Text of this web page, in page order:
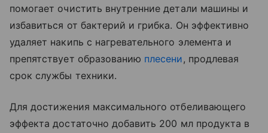
помогает очистить внутренние детали машины и
избавиться от бактерий и грибка. Он эффективно
удаляет накипь с нагревательного элемента и
препятствует образованию плесени , продлевая
срок службы техники.
Для достижения максимального отбеливающего
эффекта достаточно добавить 200 мл продукта в